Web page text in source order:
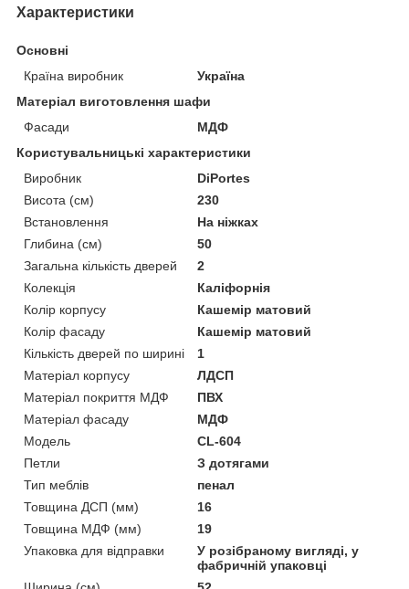
Характеристики
Основні
Країна виробник
Україна
Матеріал виготовлення шафи
Фасади
МДФ
Користувальницькі характеристики
Виробник
DiPortes
Висота (см)
230
Встановлення
На ніжках
Глибина (см)
50
Загальна кількість дверей
2
Колекція
Каліфорнія
Колір корпусу
Кашемір матовий
Колір фасаду
Кашемір матовий
Кількість дверей по ширині
1
Матеріал корпусу
ЛДСП
Матеріал покриття МДФ
ПВХ
Матеріал фасаду
МДФ
Мoдель
CL-604
Петли
З дотягами
Тип меблів
пенал
Товщина ДСП (мм)
16
Товщина МДФ (мм)
19
Упаковка для відправки
У розібраному вигляді, у
фабричній упаковці